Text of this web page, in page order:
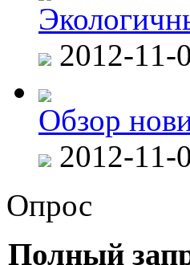
2012-11-
Обзор
2012-11-
Опрос
Полный